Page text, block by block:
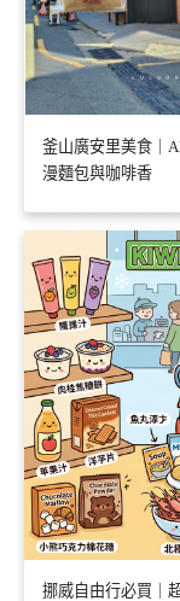
釜山廣安里美食｜
漫麵包與咖啡香
挪威自由行必買｜